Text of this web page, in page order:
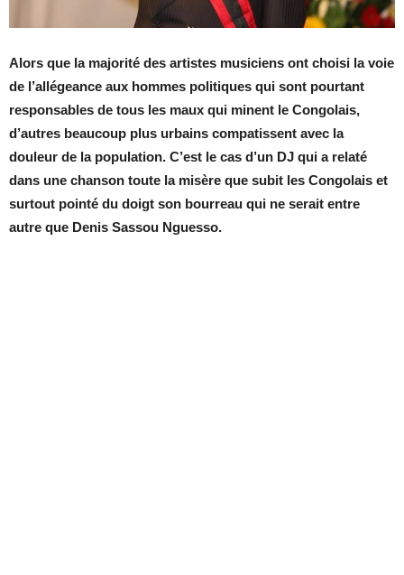
Alors que la majorité des artistes musiciens ont choisi la voie
de l’allégeance aux hommes politiques qui sont pourtant
responsables de tous les maux qui minent le Congolais,
d’autres beaucoup plus urbains compatissent avec la
douleur de la population. C’est le cas d’un DJ qui a relaté
dans une chanson toute la misère que subit les Congolais et
surtout pointé du doigt son bourreau qui ne serait entre
autre que Denis Sassou Nguesso.